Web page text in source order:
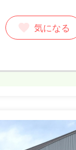
気になる